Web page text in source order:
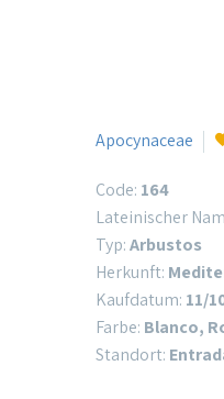
Apocynaceae
Code: 164
Lateinischer
Typ:Arbustos
Herkunft:
Kaufdatum: 11/
Farbe: Blanco,
Standort: